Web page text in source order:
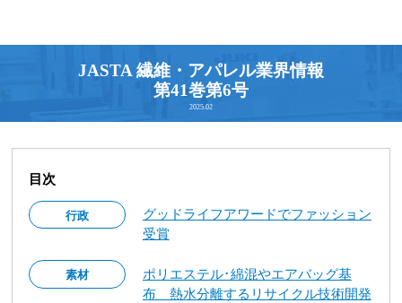
JASTA 繊維・アパレル業界情報
第41巻第6号
2025.02
目次
行政
グッドライフアワードでファッション
受賞
素材
ポリエステル･綿混やエアバッグ基
布 熱水分離するリサイクル技術開発